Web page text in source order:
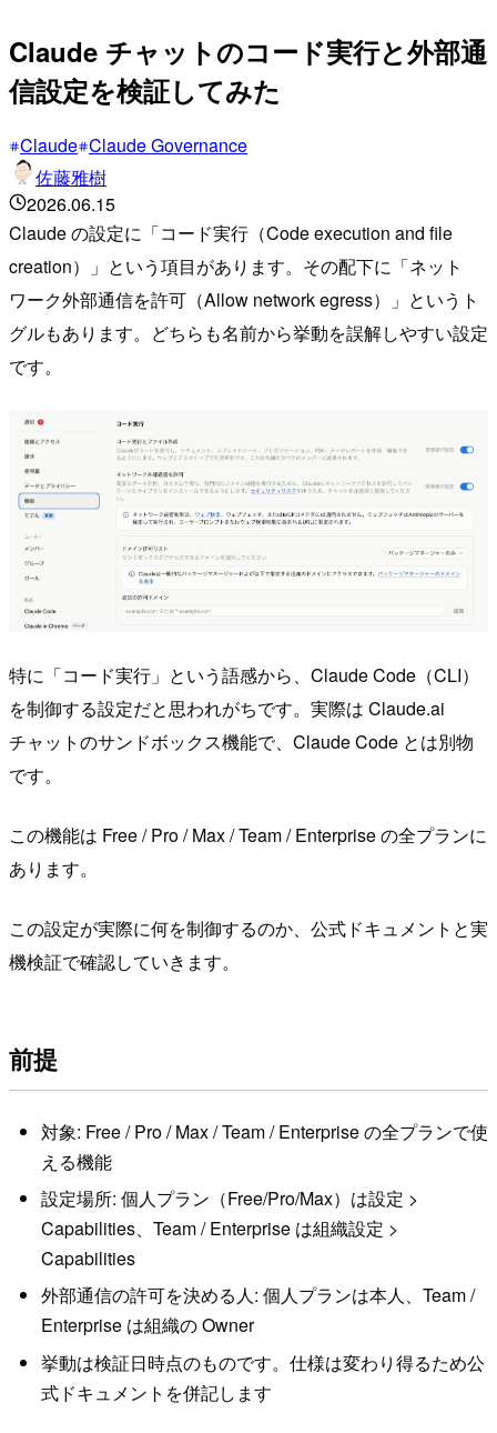
Claude チャットのコード実行と外部通
信設定を検証してみた
Claude Claude Governance
佐藤雅樹
2026.06.15
Claude の設定に「コード実行（Code execution and file
creation）」という項目があります。その配下に「ネット
ワーク外部通信を許可（Allow network egress）」というト
グルもあります。どちらも名前から挙動を誤解しやすい設定
です。
特に「コード実行」という語感から、Claude Code（CLI）
を制御する設定だと思われがちです。実際は Claude.ai
チャットのサンドボックス機能で、Claude Code とは別物
です。
この機能は Free / Pro / Max / Team / Enterprise の全プランに
あります。
この設定が実際に何を制御するのか、公式ドキュメントと実
機検証で確認していきます。
前提
対象: Free / Pro / Max / Team / Enterprise の全プランで使
える機能
設定場所: 個人プラン（Free/Pro/Max）は設定 >
Capabilities、Team / Enterprise は組織設定 >
Capabilities
外部通信の許可を決める人: 個人プランは本人、Team /
Enterprise は組織の Owner
挙動は検証日時点のものです。仕様は変わり得るため公
式ドキュメントを併記します